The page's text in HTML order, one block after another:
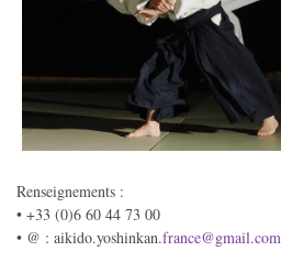
Renseignements :
• +33 (0)6 60 44 73 00
• @ : aikido.yoshinkan.france@gmail.com